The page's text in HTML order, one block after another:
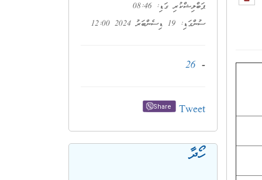
ޕަބްލިޝްކުރި ގަޑި: 08:46
ސުންގަޑި: 19 ޑިސެންބަރު 2024 12:00
-
26
Tweet
Share
ހޯދާ